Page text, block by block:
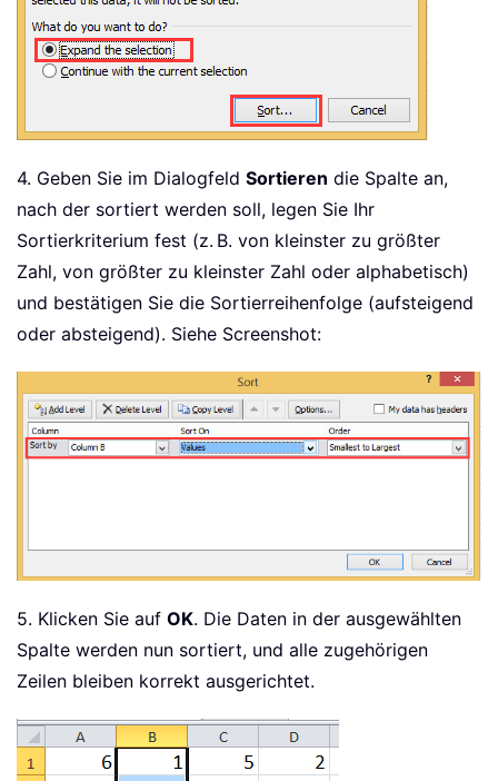
4. Geben Sie im Dialogfeld Sortieren die Spalte an,
nach der sortiert werden soll, legen Sie Ihr
Sortierkriterium fest (z. B. von kleinster zu größter
Zahl, von größter zu kleinster Zahl oder alphabetisch)
und bestätigen Sie die Sortierreihenfolge (aufsteigend
oder absteigend). Siehe Screenshot:
5. Klicken Sie auf OK. Die Daten in der ausgewählten
Spalte werden nun sortiert, und alle zugehörigen
Zeilen bleiben korrekt ausgerichtet.